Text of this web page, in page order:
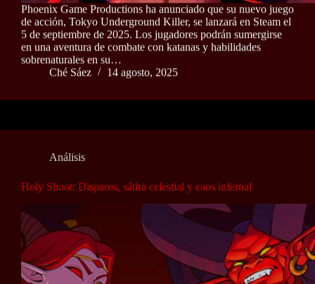
Phoenix Game Productions ha anunciado que su nuevo juego
de acción, Tokyo Underground Killer, se lanzará en Steam el
5 de septiembre de 2025. Los jugadores podrán sumergirse
en una aventura de combate con katanas y habilidades
sobrenaturales en su…
Ché Sáez
14 agosto, 2025